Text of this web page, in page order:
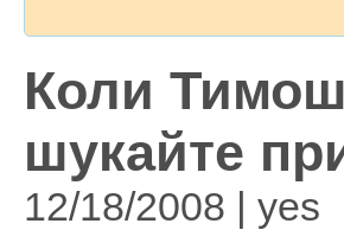
Коли
шукайте
12/18/2008 | yes